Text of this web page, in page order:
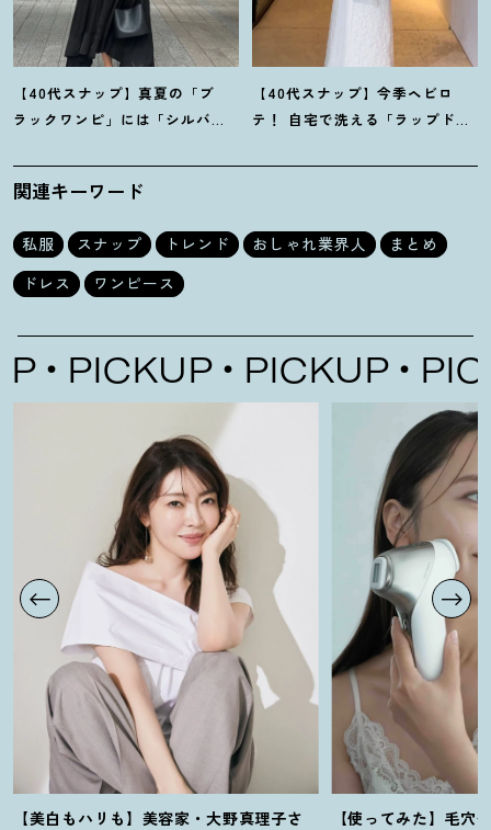
【40代スナップ】真夏の「ブ
ラックワンピ」には「シルバー
果林さん
【40代スナップ】今季ヘビロ
テ ！
自宅で洗える「ラップドレ
乃婦さん
関連キーワード
私服 スナップ トレンド おしゃれ業界人
まとめ
ドレス
ワンピース
PICKUP PICKUP
【美白もハリも】美容家・大野真理子さ
【使ってみた】毛穴